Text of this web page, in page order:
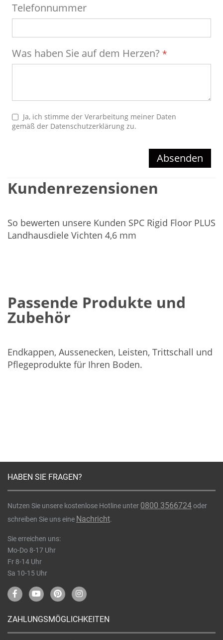
Telefonnummer
Was haben Sie auf dem Herzen?
Ja, ich stimme der Verarbeitung meiner Daten
gemäß der Datenschutzerklärung zu.
Absenden
Kundenrezensionen
So bewerten unsere Kunden SPC Rigid Floor PLUS
Landhausdiele Vichten 4,6 mm
Passende Produkte und
Zubehör
Endkappen, Aussenecken, Leisten, Trittschall und
Pflegeprodukte für Ihren Boden.
HABEN SIE FRAGEN?
Nutzen Sie unsere kostenlose Hotline unter 0800 3566724oder
schreiben Sie uns eine Nachricht.
Sie erreichen uns:
Mo-Do 8-17 Uhr
Fr 8-14 Uhr
Sa 10-15 Uhr
ZAHLUNGSMÖGLICHKEITEN